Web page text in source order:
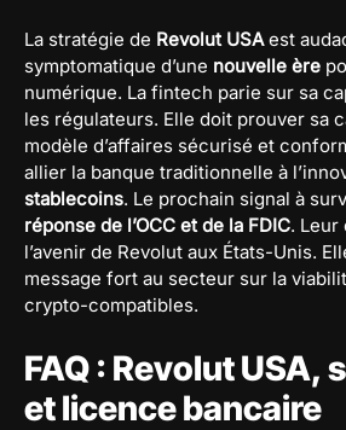
La stratégie de Revolut USAest
symptomatique d’une nouvelle ère
numérique. La fintech parie sur sa
les régulateurs. Elle doit prouver sa
modèle d’affaires sécurisé et
allier la banque traditionnelle à
stablecoins. Le prochain signal à
réponse de l’OCC et de la FDIC.
l’avenir de Revolut aux États-Unis.
message fort au secteur sur la
crypto-compatibles.
FAQ : Revolut USA,
et licence bancaire